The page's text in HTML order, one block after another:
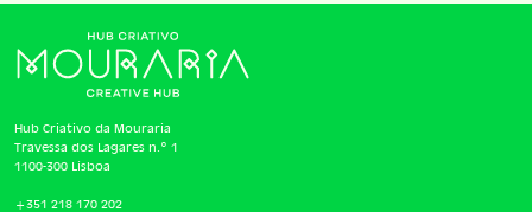
Hub Criativo da Mouraria
Travessa dos Lagares n.º 1
1100-300 Lisboa
+351 218 170 202